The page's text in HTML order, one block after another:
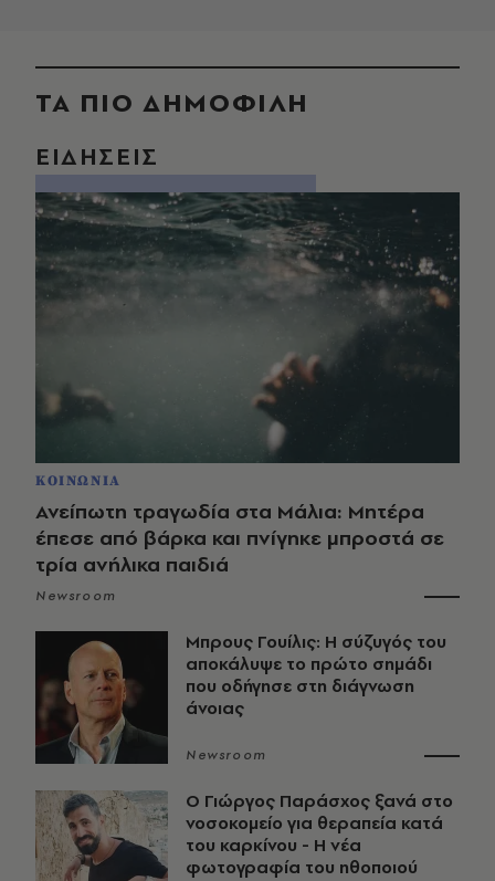
ΤΑ ΠΙΟ ΔΗΜΟΦΙΛΗ
ΕΙΔΗΣΕΙΣ
ΚΟΙΝΩΝΙΑ
Ανείπωτη τραγωδία στα Μάλια: Μητέρα
έπεσε από βάρκα και πνίγηκε μπροστά σε
τρία ανήλικα παιδιά
Newsroom
Μπρους Γουίλις: Η σύζυγός του
αποκάλυψε το πρώτο σημάδι
που οδήγησε στη διάγνωση
άνοιας
Newsroom
O Γιώργος Παράσχος ξανά στο
νοσοκομείο για θεραπεία κατά
του καρκίνου - Η νέα
φωτογραφία του ηθοποιού